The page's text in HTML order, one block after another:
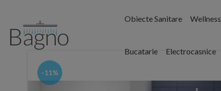
Obiecte Sanitare Wellness
Bucatarie Electrocasnice
-11%